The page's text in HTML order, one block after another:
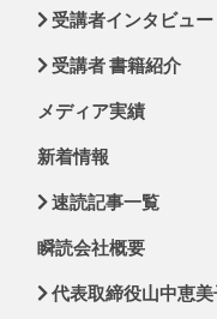
受講者インタビュー
受講者 書籍紹介
メディア実績
新着情報
速読記事一覧
瞬読会社概要
代表取締役山中恵